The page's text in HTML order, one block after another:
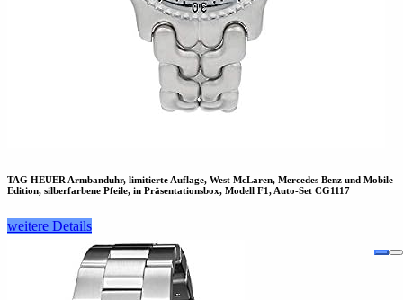
TAG HEUER Armbanduhr, limitierte Auflage, West McLaren, Mercedes Benz und Mobile
Edition, silberfarbene Pfeile, in Präsentationsbox, Modell F1, Auto-Set CG1117
weitere Details